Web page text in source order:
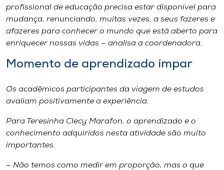
profissional de educação precisa estar disponível para
mudança, renunciando, muitas vezes, a seus fazeres e
afazeres para conhecer o mundo que está aberto para
enriquecer nossas vidas – analisa a coordenadora.
Momento de aprendizado ímpar
Os acadêmicos participantes da viagem de estudos
avaliam positivamente a experiência.
Para Teresinha Clecy Marafon, o aprendizado e o
conhecimento adquiridos nesta atividade são muito
importantes.
– Não temos como medir em proporção, mas o que